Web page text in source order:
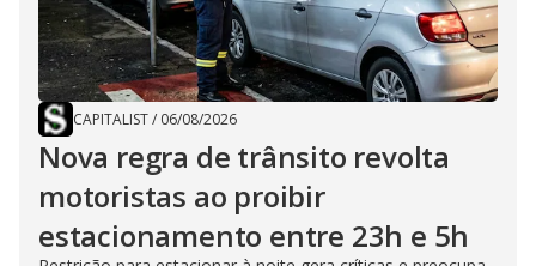
CAPITALIST/ 06/08/2026
Nova regra de trânsito revolta
motoristas ao proibir
estacionamento entre 23h e 5h